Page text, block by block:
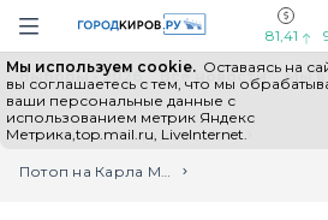
Навигация сайта
81,41
Мы используем cookie. Оставаясь на
вы соглашаетесь с тем, что мы
ваши персональные данные с
использованием метрик Яндекс
Метрика,top.mail.ru, LiveInternet.
Выборы - 2026 Все новости Мы в
Главная
Лента новостей
Потоп на Карла Маркса устранили за несколько часов